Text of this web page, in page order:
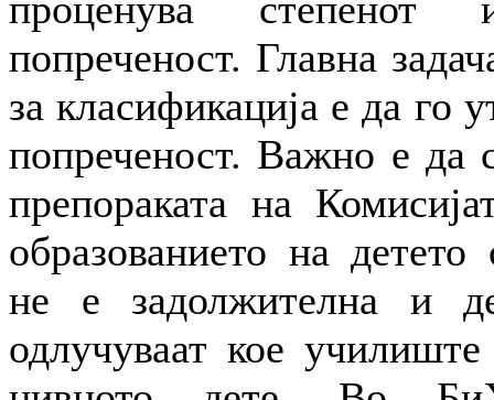
попреченост. Главна
за класификација е да го
попреченост. Важно е да
препораката на
образованието на детето
не е задолжителна и
одлучуваат кое